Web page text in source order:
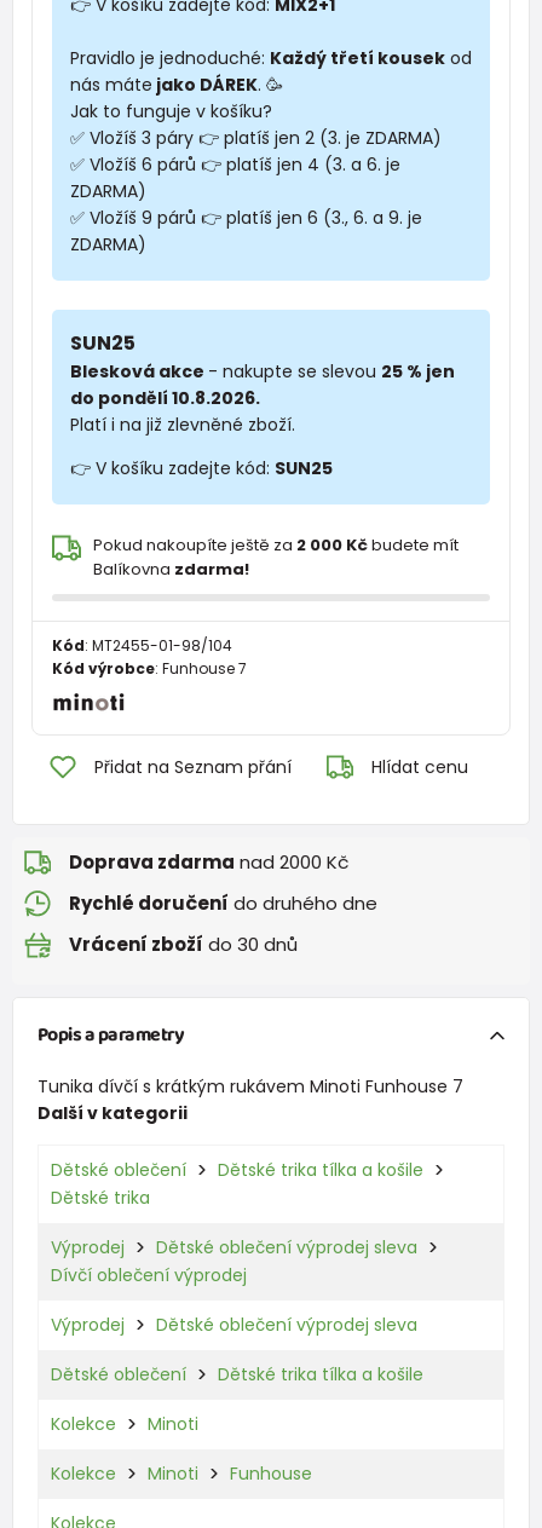
Pravidlo je jednoduché: Každý třetí kousek od
nás máte jako DÁREK. 🥳
Jak to funguje v košíku?
✅ Vložíš 3 páry 👉 platíš jen 2 (3. je ZDARMA)
✅ Vložíš 6 párů 👉 platíš jen 4 (3. a 6. je
ZDARMA)
✅ Vložíš 9 párů 👉 platíš jen 6 (3., 6. a 9. je
ZDARMA)
SUN25
Blesková akce - nakupte se slevou 25 % jen
do pondělí 10.8.2026.
Platí i na již zlevněné zboží.
👉 V košíku zadejte kód: SUN25
Pokud nakoupíte ještě za 2 000 Kčbudete mít
Balíkovna zdarma!
Kód: MT2455-01-98/104
Kód výrobce: Funhouse 7
Přidat na Seznam přání Hlídat cenu
Doprava zdarma nad 2000 Kč
Rychlé doručení do druhého dne
Vrácení zboží do 30 dnů
Popis a parametry
Tunika dívčí s krátkým rukávem Minoti Funhouse 7
Další v kategorii
Dětské oblečení
Dětské trika tílka a košile
Dětské trika
Výprodej
Dětské oblečení výprodej sleva
Dívčí oblečení výprodej
Výprodej Dětské oblečení výprodej sleva
Dětské oblečení Dětské trika tílka a košile
Kolekce Minoti
Kolekce Minoti Funhouse
Kolekce